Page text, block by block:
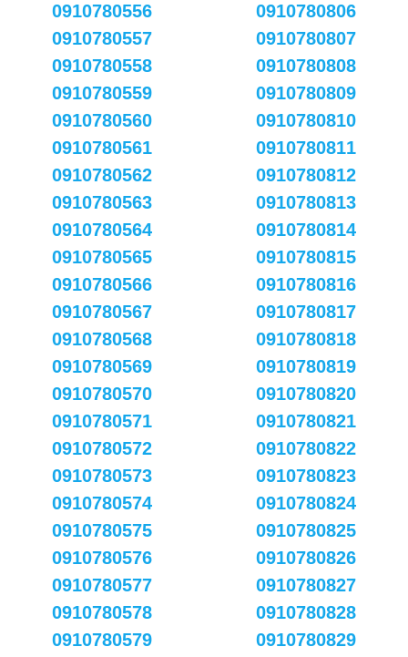
0910780556
0910780557
0910780558
0910780559
0910780560
0910780561
0910780562
0910780563
0910780564
0910780565
0910780566
0910780567
0910780568
0910780569
0910780570
0910780571
0910780572
0910780573
0910780574
0910780575
0910780576
0910780577
0910780578
0910780579
0910780806
0910780807
0910780808
0910780809
0910780810
0910780811
0910780812
0910780813
0910780814
0910780815
0910780816
0910780817
0910780818
0910780819
0910780820
0910780821
0910780822
0910780823
0910780824
0910780825
0910780826
0910780827
0910780828
0910780829